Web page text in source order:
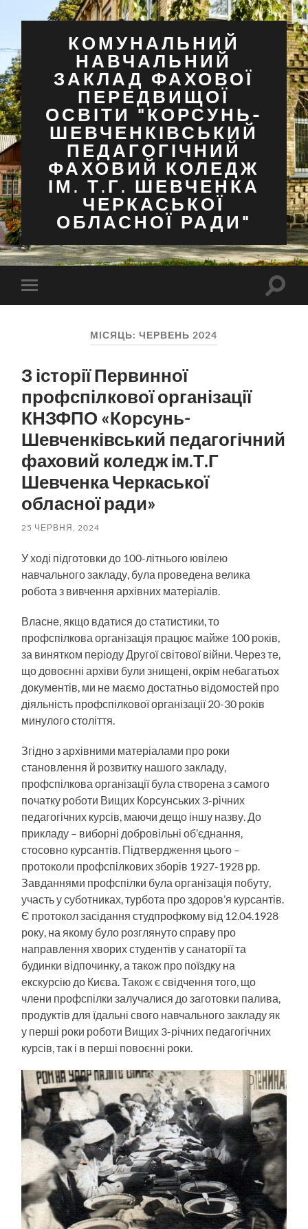
КОМУНАЛЬНИЙ
НАВЧАЛЬНИЙ
ЗАКЛАД ФАХОВОЇ
ПЕРЕДВИЩОЇ
ОСВІТИ "КОРСУНЬ-
ШЕВЧЕНКІВСЬКИЙ
ПЕДАГОГІЧНИЙ
ФАХОВИЙ КОЛЕДЖ
ІМ. Т.Г. ШЕВЧЕНКА
ЧЕРКАСЬКОЇ
ОБЛАСНОЇ РАДИ"
Перемкнути
мобільне
МІСЯЦЬ:ЧЕРВЕНЬ 2024
З історії Первинної
профспілкової організації
КНЗФПО «Корсунь-
Шевченківський педагогічний
фаховий коледж ім.Т.Г
Шевченка Черкаської
обласної ради»
25 ЧЕРВНЯ, 2024
У ході підготовки до 100-літнього ювілею
навчального закладу, була проведена велика
робота з вивчення архівних матеріалів.
Власне, якщо вдатися до статистики, то
профспілкова організація працює майже 100 років,
за винятком періоду Другої світової війни. Через те,
що довоєнні архіви були знищені, окрім небагатьох
документів, ми не маємо достатньо відомостей про
діяльність профспілкової організації 20-30 років
минулого століття.
Згідно з архівними матеріалами про роки
становлення й розвитку нашого закладу,
профспілкова організації була створена з самого
початку роботи Вищих Корсунських 3-річних
педагогічних курсів, маючи дещо іншу назву. До
прикладу – виборні добровільні об’єднання,
стосовно курсантів. Підтвердження цього –
протоколи профспілкових зборів 1927-1928 рр.
Завданнями профспілки була організація побуту,
участь у суботниках, турбота про здоров’я курсантів.
Є протокол засідання студпрофкому від 12.04.1928
року, на якому було розглянуто справу про
направлення хворих студентів у санаторії та
будинки відпочинку, а також про поїздку на
екскурсію до Києва. Також є свідчення того, що
члени профспілки залучалися до заготовки палива,
продуктів для їдальні свого навчального закладу як
у перші роки роботи Вищих 3-річних педагогічних
курсів, так і в перші повоєнні роки.